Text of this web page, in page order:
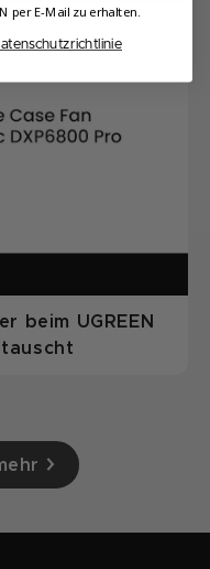
beim UGREEN
per E-Mail zu erhalten.